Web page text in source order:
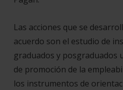
Las acciones que se
acuerdo son el estudio de
graduados y posgraduados
de promoción de la
los instrumentos de